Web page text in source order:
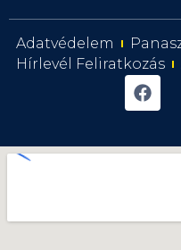
Adatvédelem
Hírlevél Feliratkozás